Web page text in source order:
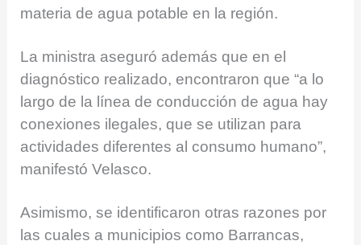
materia de agua potable en la región.
La ministra aseguró además que en el
diagnóstico realizado, encontraron que “a lo
largo de la línea de conducción de agua hay
conexiones ilegales, que se utilizan para
actividades diferentes al consumo humano”,
manifestó Velasco.
Asimismo, se identificaron otras razones por
las cuales a municipios como Barrancas,